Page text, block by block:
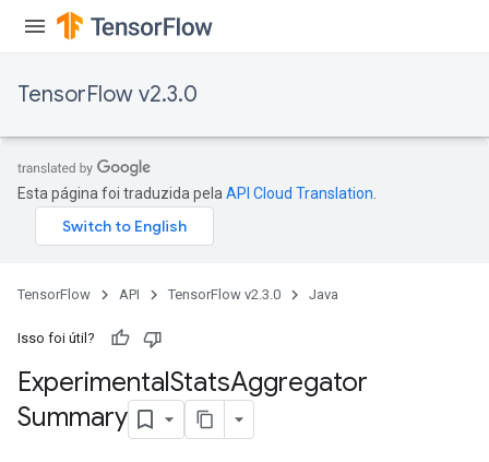
TensorFlow v2.3.0
Esta página foi traduzida pela API Cloud Translation
TensorFlow API TensorFlow v2.3.0 Java
Isso foi útil?
ExperimentalStatsAggregator
Summary